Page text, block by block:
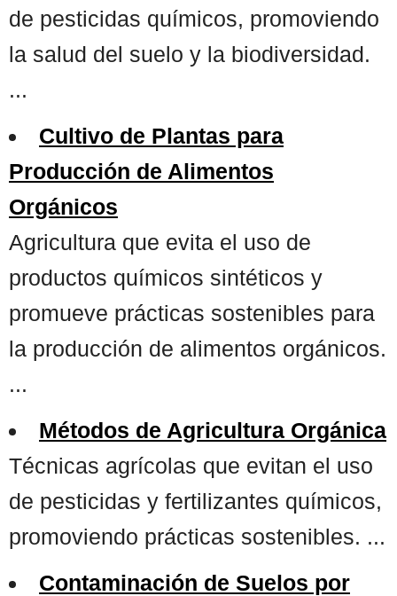
de pesticidas químicos, promoviendo
la salud del suelo y la biodiversidad.
...
Cultivo de Plantas para
Producción de Alimentos
Orgánicos
Agricultura que evita el uso de
productos químicos sintéticos y
promueve prácticas sostenibles para
la producción de alimentos orgánicos.
...
Métodos de Agricultura Orgánica
Técnicas agrícolas que evitan el uso
de pesticidas y fertilizantes químicos,
promoviendo prácticas sostenibles. ...
Contaminación de Suelos por